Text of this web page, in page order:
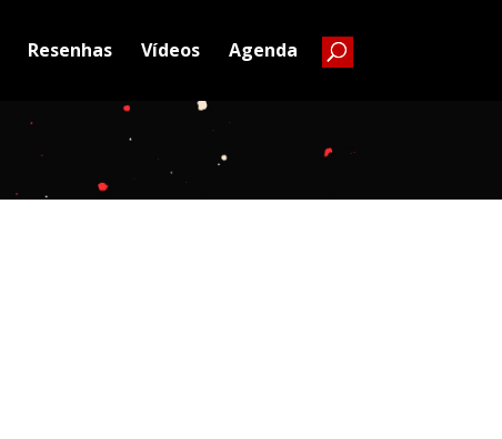
Resenhas Vídeos Agenda